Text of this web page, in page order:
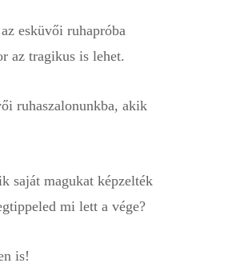
esküvői ruhapróba
az tragikus is lehet.
ruhaszalonunkba, akik
saját magukat képzelték
mi lett a vége?
is!